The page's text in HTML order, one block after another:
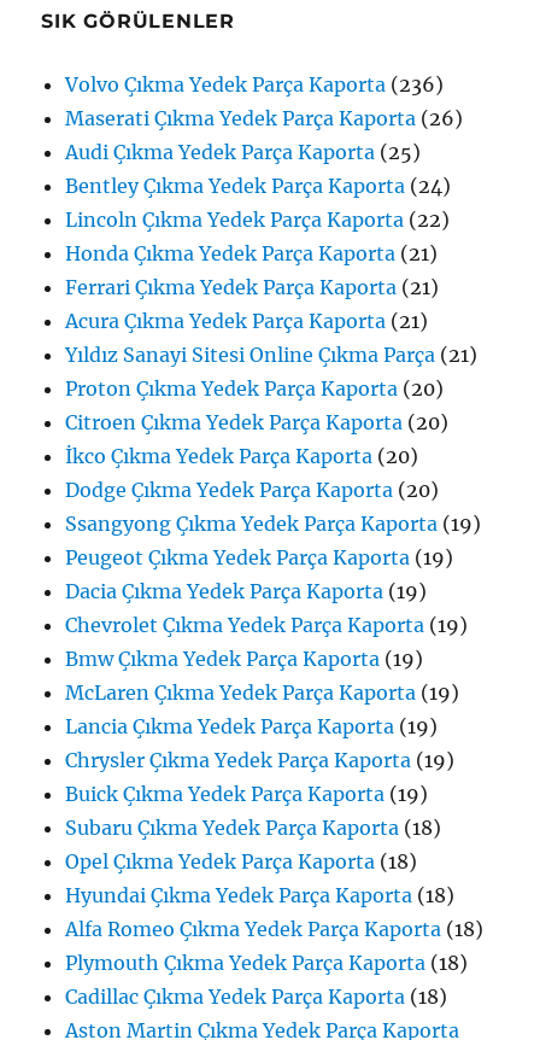
SIK GÖRÜLENLER
Volvo Çıkma Yedek Parça Kaporta (236)
Maserati Çıkma Yedek Parça Kaporta (26)
Audi Çıkma Yedek Parça Kaporta (25)
Bentley Çıkma Yedek Parça Kaporta (24)
Lincoln Çıkma Yedek Parça Kaporta (22)
Honda Çıkma Yedek Parça Kaporta (21)
Ferrari Çıkma Yedek Parça Kaporta (21)
Acura Çıkma Yedek Parça Kaporta (21)
Yıldız Sanayi Sitesi Online Çıkma Parça (21)
Proton Çıkma Yedek Parça Kaporta (20)
Citroen Çıkma Yedek Parça Kaporta (20)
İkco Çıkma Yedek Parça Kaporta (20)
Dodge Çıkma Yedek Parça Kaporta (20)
Ssangyong Çıkma Yedek Parça Kaporta (19)
Peugeot Çıkma Yedek Parça Kaporta (19)
Dacia Çıkma Yedek Parça Kaporta (19)
Chevrolet Çıkma Yedek Parça Kaporta (19)
Bmw Çıkma Yedek Parça Kaporta (19)
McLaren Çıkma Yedek Parça Kaporta (19)
Lancia Çıkma Yedek Parça Kaporta (19)
Chrysler Çıkma Yedek Parça Kaporta (19)
Buick Çıkma Yedek Parça Kaporta (19)
Subaru Çıkma Yedek Parça Kaporta (18)
Opel Çıkma Yedek Parça Kaporta (18)
Hyundai Çıkma Yedek Parça Kaporta (18)
Alfa Romeo Çıkma Yedek Parça Kaporta (18)
Plymouth Çıkma Yedek Parça Kaporta (18)
Cadillac Çıkma Yedek Parça Kaporta (18)
Aston Martin Çıkma Yedek Parça Kaporta